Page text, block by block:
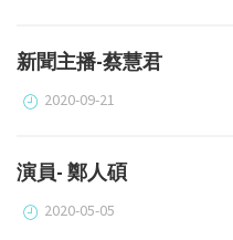
新聞主播-蔡慧君
2020-09-21
演員- 鄭人碩
2020-05-05